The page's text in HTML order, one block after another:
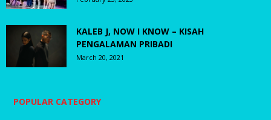
KALEB J, NOW I KNOW – KISAH
PENGALAMAN PRIBADI
March 20, 2021
POPULAR CATEGORY